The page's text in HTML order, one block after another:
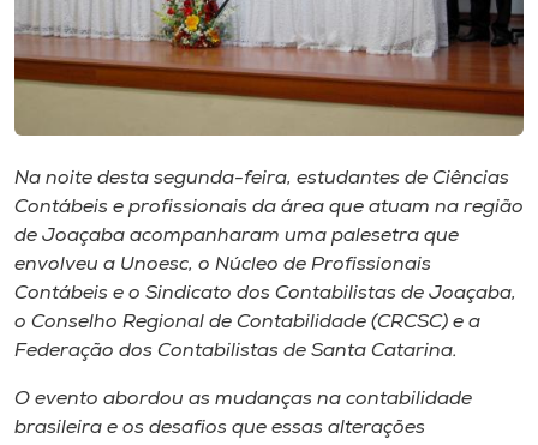
Museu
Store
Selecione
o idioma
Na noite desta segunda-feira, estudantes de Ciências
Contábeis e profissionais da área que atuam na região
de Joaçaba acompanharam uma palesetra que
envolveu a Unoesc, o Núcleo de Profissionais
Contábeis e o Sindicato dos Contabilistas de Joaçaba,
o Conselho Regional de Contabilidade (CRCSC) e a
Federação dos Contabilistas de Santa Catarina.
O evento abordou as mudanças na contabilidade
brasileira e os desafios que essas alterações